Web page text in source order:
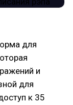
для
и
для
к 35